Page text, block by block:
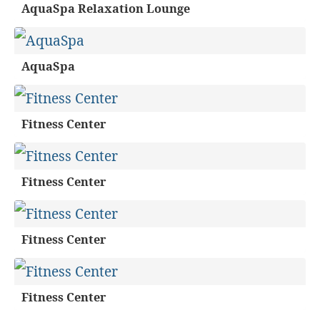
AquaSpa Relaxation Lounge
AquaSpa
Fitness Center
Fitness Center
Fitness Center
Fitness Center